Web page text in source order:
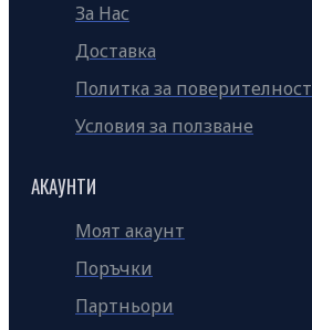
За Нас
Доставка
Политка за поверителност
Условия за ползване
АКАУНТИ
Моят акаунт
Поръчки
Партньори